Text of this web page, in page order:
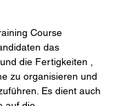
Course
das
die Fertigkeiten ,
zu organisieren und
Es dient auch